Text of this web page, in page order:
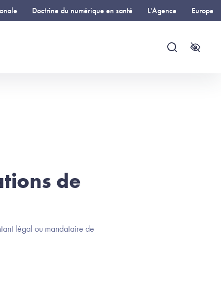
Doctrine du numérique en santé L'Agence Europe
Recherche
de
légal ou mandataire de